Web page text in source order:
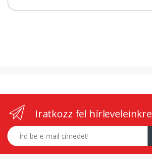
Iratkozz fel hírleveleinkre
E-mail címed